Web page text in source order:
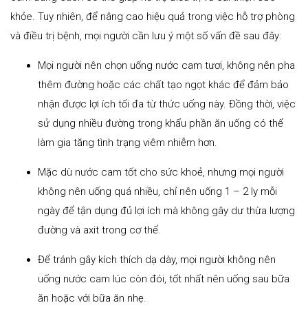
khỏe. Tuy nhiên, để nâng cao hiệu quả trong việc hỗ trợ phòng
và điều trị bệnh, mọi người cần lưu ý một số vấn đề sau đây:
Mọi người nên chọn uống nước cam tươi, không nên pha
thêm đường hoặc các chất tạo ngọt khác để đảm bảo
nhận được lợi ích tối đa từ thức uống này. Đồng thời, việc
sử dụng nhiều đường trong khẩu phần ăn uống có thể
làm gia tăng tình trạng viêm nhiễm hơn.
Mặc dù nước cam tốt cho sức khoẻ, nhưng mọi người
không nên uống quá nhiều, chỉ nên uống 1 – 2 ly mỗi
ngày để tận dụng đủ lợi ích mà không gây dư thừa lượng
đường và axit trong cơ thể.
Để tránh gây kích thích dạ dày, mọi người không nên
uống nước cam lúc còn đói, tốt nhất nên uống sau bữa
ăn hoặc với bữa ăn nhẹ.